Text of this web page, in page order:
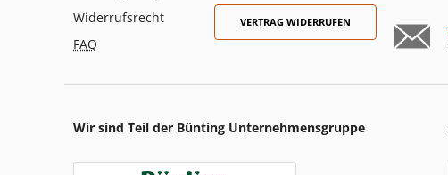
Widerrufsrecht
FAQ
VERTRAG WIDERRUFEN
Wir sind Teil der Bünting Unternehmensgruppe